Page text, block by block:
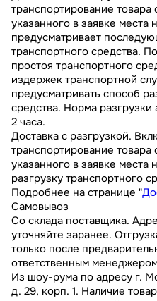
транспортирование
указанного в заявке места
предусматривает
транспортного средства.
простоя транспортного
издержек транспортной
предусматривать способ
средства. Норма разгрузки
2 часа.
Доставка с разгрузкой.
транспортирование
указанного в заявке
разгрузку транспортного
Подробнее на странице "
Самовывоз
Со склада поставщика.
уточняйте заранее.
только после
ответственным
Из шоу-рума по адресу г.
д. 29, корп. 1. Наличие